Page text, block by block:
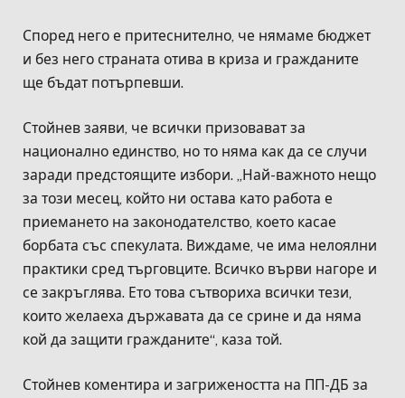
Според него е притеснително, че нямаме бюджет
и без него страната отива в криза и гражданите
ще бъдат потърпевши.
Стойнев заяви, че всички призовават за
национално единство, но то няма как да се случи
заради предстоящите избори. „Най-важното нещо
за този месец, който ни остава като работа е
приемането на законодателство, което касае
борбата със спекулата. Виждаме, че има нелоялни
практики сред търговците. Всичко върви нагоре и
се закръглява. Ето това сътвориха всички тези,
които желаеха държавата да се срине и да няма
кой да защити гражданите“, каза той.
Стойнев коментира и загрижеността на ПП-ДБ за